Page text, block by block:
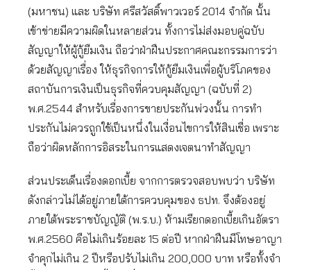
(มหาชน) และ บริษัท ศรีสวัสดิ์พาวเวอร์ 2014 จำกัด นั้น
เข้าข่ายมีความผิดในหลายส่วน ทั้งการไม่ส่งมอบคู่ฉบับ
สัญญาให้ผู้กู้ยืมเงิน ถือว่าฝ่าฝืนประกาศคณะกรรมการว่า
ด้วยสัญญาเรื่อง ให้ธุรกิจการให้กู้ยืมเงินเพื่อผู้บริโภคของ
สถาบันการเงินเป็นธุรกิจที่ควบคุมสัญญา (ฉบับที่ 2)
พ.ศ.2544 สำหรับเรื่องการขายประกันพ่วงนั้น การทำ
ประกันไม่ควรถูกใช้เป็นหนึ่งในเงื่อนไขการให้สินเชื่อ เพราะ
ถือว่าผิดหลักการอิสระในการแสดงเจตนาทำสัญญา
ส่วนประเด็นเรื่องดอกเบี้ย จากการตรวจสอบพบว่า บริษัท
ดังกล่าวไม่ได้อยู่ภายใต้การควบคุมของ ธปท. จึงต้องอยู่
ภายใต้พระราชบัญญัติ (พ.ร.บ.) ห้ามเรียกดอกเบี้ยเกินอัตรา
พ.ศ.2560 คือไม่เกินร้อยละ 15 ต่อปี หากฝ่าฝืนมีโทษอาญา
จำคุกไม่เกิน 2 ปีหรือปรับไม่เกิน 200,000 บาท หรือทั้งจำ